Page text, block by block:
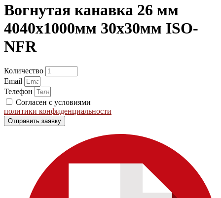
Вогнутая канавка 26 мм
4040х1000мм 30х30мм ISO-
NFR
Количество
Email
Телефон
Согласен с условиями
политики конфиденциальности
Отправить заявку